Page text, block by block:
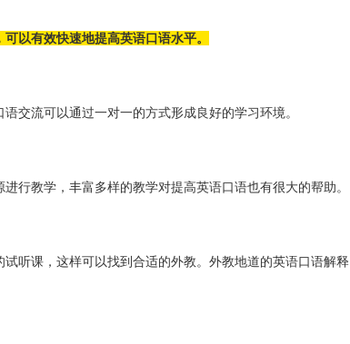
以有效快速地提高英语口语水平。
交流可以通过一对一的方式形成良好的学习环境。
行教学，丰富多样的教学对提高英语口语也有很大的帮助。
听课，这样可以找到合适的外教。外教地道的英语口语解释